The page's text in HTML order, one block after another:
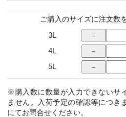
ご購入のサイズに注文数
3L
4L
5L
※購入数に数量が入力できないサ
ません。入荷予定の確認等につき
にてお問合せください。